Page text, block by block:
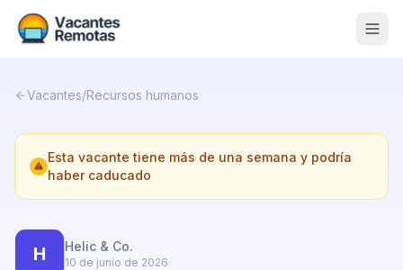
Nosotros
Contacto
Calculadora Freelance
Vacantes/Recursos humanos
Esta vacante tiene más de una semana y podría
haber caducado
H Helic & Co.
10 de junio de 2026